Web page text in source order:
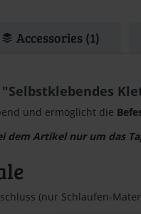
Accessories (1)
und ermöglicht die
dem Artikel nur um das
(nur Schlaufen-